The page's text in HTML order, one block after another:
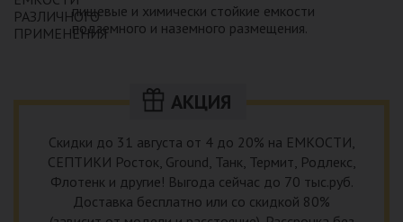
пищевые и химически стойкие емкости
подземного и наземного размещения.
АКЦИЯ
Скидки до 31 августа от 4 до 20% на ЕМКОСТИ,
СЕПТИКИ Росток, Ground, Танк, Термит, Родлекс,
Флотенк и другие! Выгода сейчас до 70 тыс.руб.
Доставка бесплатно или со скидкой 80%